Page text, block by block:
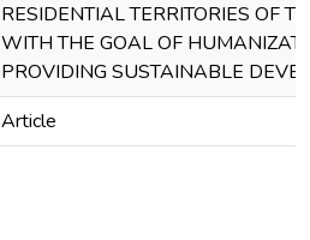
RESIDENTIAL TERRITORIES OF
WITH THE GOAL OF
PROVIDING SUSTAINABLE
Article